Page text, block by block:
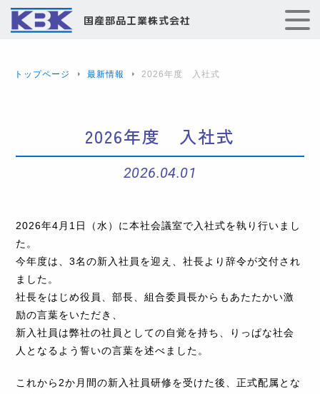
トップページ 最新情報 2026年度 入社式
2026年度 入社式
2026.04.01
2026年4月1日（水）に本社会議室で入社式を執り行いまし
た。
今年度は、3名の新入社員を迎え、社長より辞令が交付され
ました。
社長をはじめ役員、部長、組合委員長からもあたたかい激
励の言葉をいただき、
新入社員は弊社の社員としての自覚を持ち、りっぱな社会
人となるよう誓いの言葉を述べました。
これから2か月間の新入社員研修を受けた後、正式配属とな
国産部品工業株式会社